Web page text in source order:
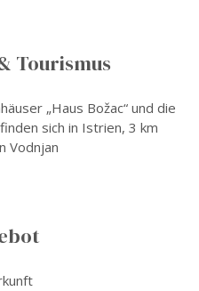
Tourismus
„Haus Božac“ und die
sich in Istrien, 3 km
Vodnjan